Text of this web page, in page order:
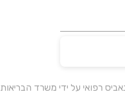
רפואי על ידי משרד הבריאות